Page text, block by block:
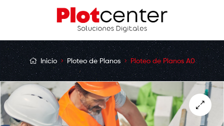
Inicio Ploteo de Planos Ploteo de Planos A0
🔍